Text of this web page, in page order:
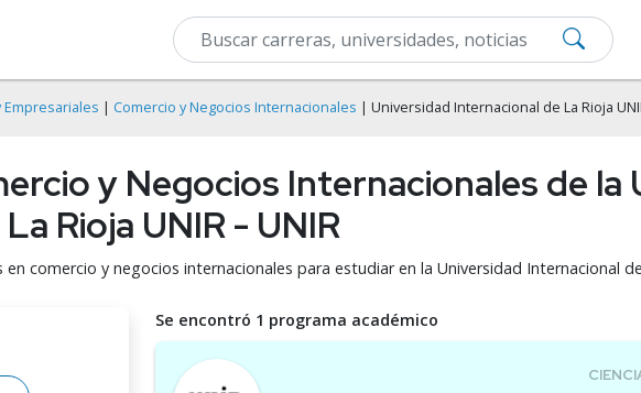
Empresariales | Comercio y Negocios Internacionales | Universidad Internacional de La Rioja
y Negocios Internacionales de la
Rioja UNIR - UNIR
comercio y negocios internacionales para estudiar en la Universidad Internacional
Se encontró 1 programa académico